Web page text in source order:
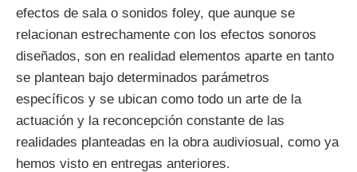
efectos de sala o sonidos foley, que aunque se
relacionan estrechamente con los efectos sonoros
diseñados, son en realidad elementos aparte en tanto
se plantean bajo determinados parámetros
específicos y se ubican como todo un arte de la
actuación y la reconcepción constante de las
realidades planteadas en la obra audiviosual, como ya
hemos visto en entregas anteriores.